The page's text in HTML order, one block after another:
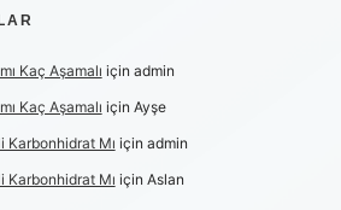
Kaç Aşamalı için admin
Kaç Aşamalı için Ayşe
Karbonhidrat Mı için admin
Karbonhidrat Mı için Aslan